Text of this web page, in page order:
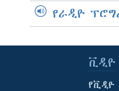
የራዲዮ
ቪዲዮ
የቪዲዮ